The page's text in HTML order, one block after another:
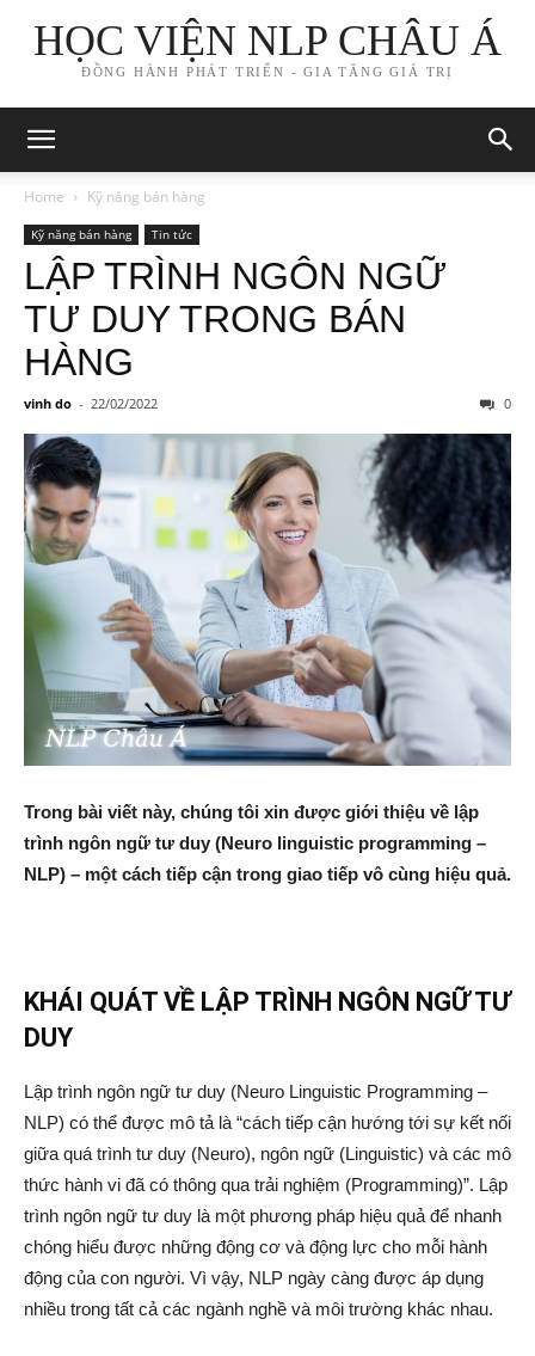
HỌC VIỆN NLP CHÂU Á
ĐỒNG HÀNH PHÁT TRIỂN - GIA TĂNG GIÁ TRỊ
Home Kỹ năng bán hàng
Kỹ năng bán hàng Tin tức
LẬP TRÌNH NGÔN NGỮ
TƯ DUY TRONG BÁN
HÀNG
vinh do - 22/02/2022 0
Trong bài viết này, chúng tôi xin được giới thiệu về lập
trình ngôn ngữ tư duy (Neuro linguistic programming –
NLP) – một cách tiếp cận trong giao tiếp vô cùng hiệu quả.
KHÁI QUÁT VỀ LẬP TRÌNH NGÔN NGỮ TƯ
DUY
Lập trình ngôn ngữ tư duy (Neuro Linguistic Programming –
NLP) có thể được mô tả là “cách tiếp cận hướng tới sự kết nối
giữa quá trình tư duy (Neuro), ngôn ngữ (Linguistic) và các mô
thức hành vi đã có thông qua trải nghiệm (Programming)”. Lập
trình ngôn ngữ tư duy là một phương pháp hiệu quả để nhanh
chóng hiểu được những động cơ và động lực cho mỗi hành
động của con người. Vì vậy, NLP ngày càng được áp dụng
nhiều trong tất cả các ngành nghề và môi trường khác nhau.